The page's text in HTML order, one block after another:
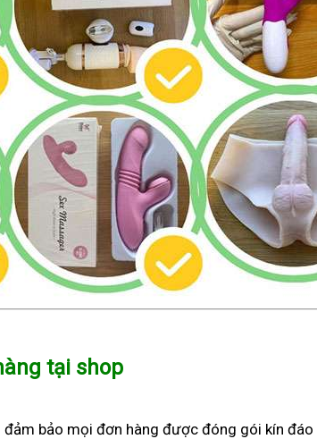
tại shop
bảo mọi đơn hàng được đóng gói kín